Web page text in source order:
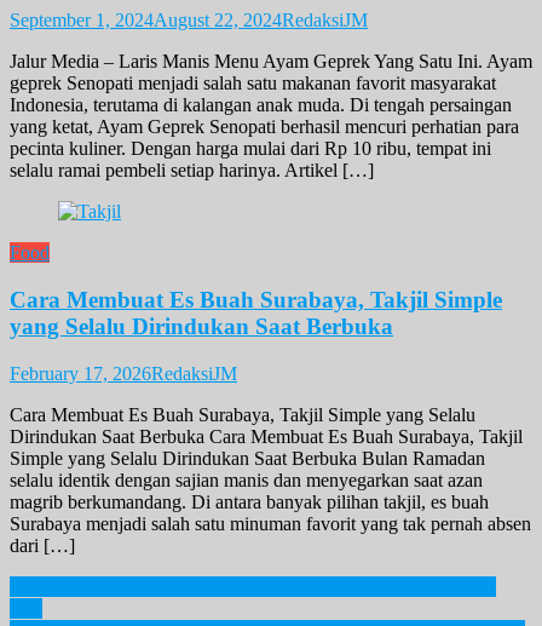
September 1, 2024August 22, 2024RedaksiJM
Jalur Media – Laris Manis Menu Ayam Geprek Yang Satu Ini. Ayam
geprek Senopati menjadi salah satu makanan favorit masyarakat
Indonesia, terutama di kalangan anak muda. Di tengah persaingan
yang ketat, Ayam Geprek Senopati berhasil mencuri perhatian para
pecinta kuliner. Dengan harga mulai dari Rp 10 ribu, tempat ini
selalu ramai pembeli setiap harinya. Artikel […]
Food
Cara Membuat Es Buah Surabaya, Takjil Simple
yang Selalu Dirindukan Saat Berbuka
February 17, 2026RedaksiJM
Cara Membuat Es Buah Surabaya, Takjil Simple yang Selalu
Dirindukan Saat Berbuka Cara Membuat Es Buah Surabaya, Takjil
Simple yang Selalu Dirindukan Saat Berbuka Bulan Ramadan
selalu identik dengan sajian manis dan menyegarkan saat azan
magrib berkumandang. Di antara banyak pilihan takjil, es buah
Surabaya menjadi salah satu minuman favorit yang tak pernah absen
dari […]
Post